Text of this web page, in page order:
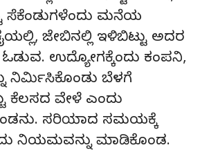
ಸೆಕೆಂಡುಗಳೆಂದು ಮನೆಯ
ಜೇಬಿನಲ್ಲಿ ಇಳಿಬಿಟ್ಟು ಅದರ
ಉದ್ಯೋಗಕ್ಕೆಂದು ಕಂಪನಿ,
ನಿರ್ಮಿಸಿಕೊಂಡು ಬೆಳಗೆ
ಕೆಲಸದ ವೇಳೆ ಎಂದು
ಸರಿಯಾದ ಸಮಯಕ್ಕೆ
ನಿಯಮವನ್ನು ಮಾಡಿಕೊಂಡ.